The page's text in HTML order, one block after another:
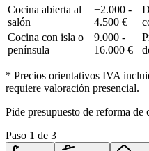
Cocina abierta al
salón
+2.000 -
4.500 €
Cocina con isla o
península
9.000 -
16.000 €
* Precios orientativos IVA
requiere valoración presencial.
Pide presupuesto de reforma de
Paso 1 de 3